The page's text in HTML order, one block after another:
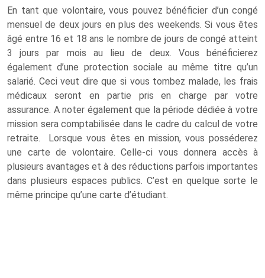
En tant que volontaire, vous pouvez bénéficier d’un congé
mensuel de deux jours en plus des weekends. Si vous êtes
âgé entre 16 et 18 ans le nombre de jours de congé atteint
3 jours par mois au lieu de deux. Vous bénéficierez
également d’une protection sociale au même titre qu’un
salarié. Ceci veut dire que si vous tombez malade, les frais
médicaux seront en partie pris en charge par votre
assurance. A noter également que la période dédiée à votre
mission sera comptabilisée dans le cadre du calcul de votre
retraite. Lorsque vous êtes en mission, vous posséderez
une carte de volontaire. Celle-ci vous donnera accès à
plusieurs avantages et à des réductions parfois importantes
dans plusieurs espaces publics. C’est en quelque sorte le
même principe qu’une carte d’étudiant.